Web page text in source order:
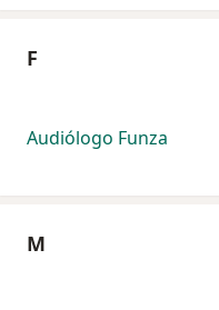
F
Audiólogo Funza
M